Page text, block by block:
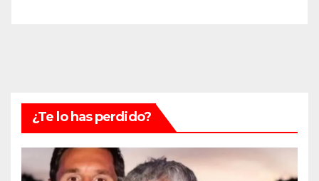
¿Te lo has perdido?